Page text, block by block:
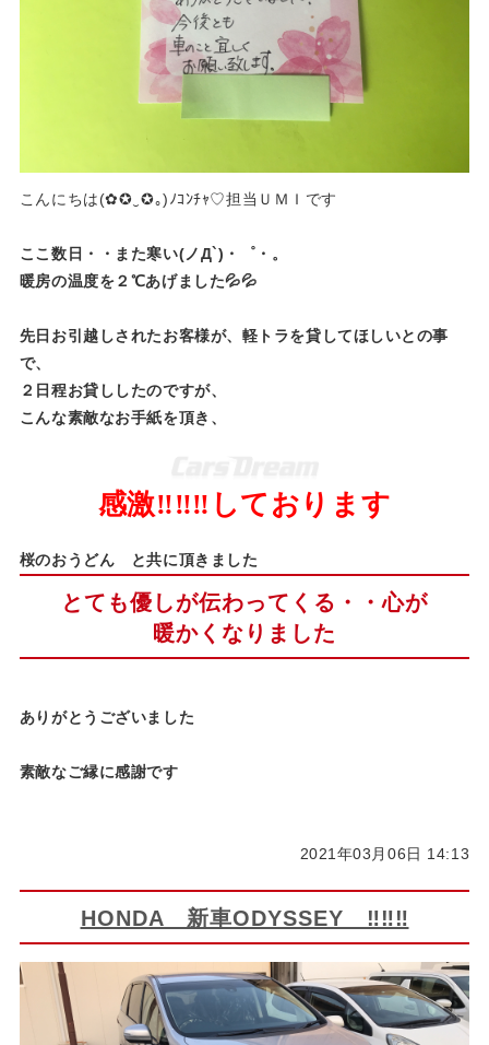
こんにちは(✿✪‿✪｡)ﾉｺﾝﾁｬ♡担当ＵＭＩです
ここ数日・・また寒い(ノД`)・゜・。
暖房の温度を２℃あげました💦💦
先日お引越しされたお客様が、軽トラを貸してほしいとの事
で、
２日程お貸ししたのですが、
こんな素敵なお手紙を頂き、
感激‼‼‼しております
桜のおうどん と共に頂きました
とても優しが伝わってくる・・心が
暖かくなりました
ありがとうございました
素敵なご縁に感謝です
2021年03月06日 14:13
HONDA 新車ODYSSEY ‼‼‼